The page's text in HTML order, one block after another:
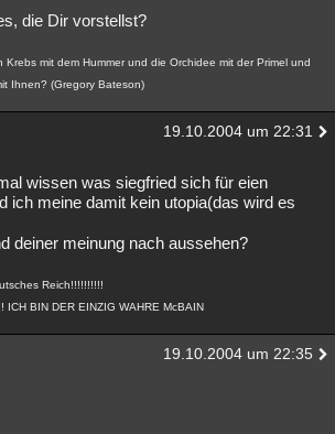
die Dir vorstellst?
Krebs mit dem Hummer und die Orchidee mit der Primel und
Ihnen? (Gregory Bateson)
19.10.2004 um 22:31
wissen was siegfried sich für eien
ich meine damit kein utopia(das wird es
deiner meinung nach aussehen?
Reich!!!!!!!!!!
ICH BIN DER EINZIG WAHRE McBAIN
19.10.2004 um 22:35